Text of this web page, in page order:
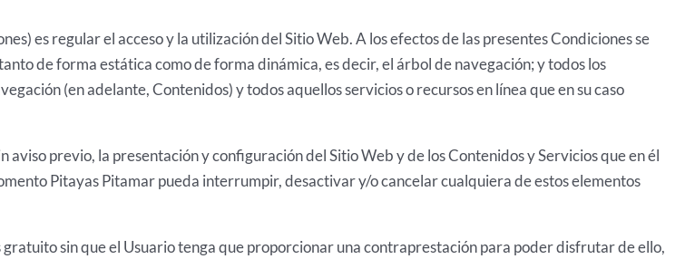
es regular el acceso y la utilización del Sitio Web. A los efectos de las presentes Condiciones se
de forma estática como de forma dinámica, es decir, el árbol de navegación; y todos los
(en adelante, Contenidos) y todos aquellos servicios o recursos en línea que en su caso
previo, la presentación y configuración del Sitio Web y de los Contenidos y Servicios que en él
Pitayas Pitamar pueda interrumpir, desactivar y/o cancelar cualquiera de estos elementos
sin que el Usuario tenga que proporcionar una contraprestación para poder disfrutar de ello,